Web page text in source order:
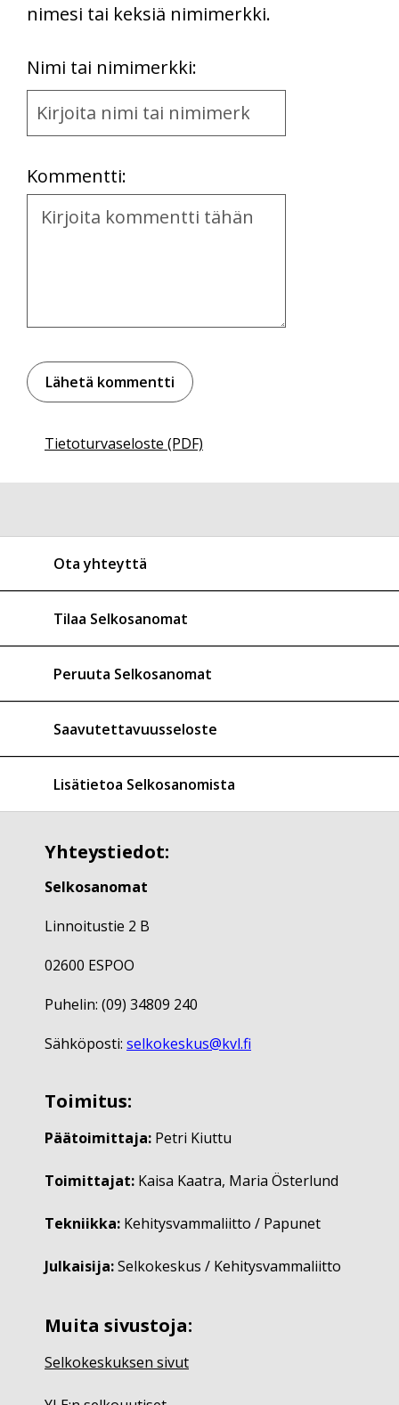
nimesi tai keksiä nimimerkki.
Nimi tai nimimerkki:
Name
and
Kommentti:
Kommentti
Tietoturvaseloste (PDF)
Ota yhteyttä
Tilaa Selkosanomat
Peruuta Selkosanomat
Saavutettavuusseloste
Lisätietoa Selkosanomista
Yhteystiedot:
Selkosanomat
Linnoitustie 2 B
02600 ESPOO
Puhelin: (09) 34809 240
Sähköposti: selkokeskus@kvl.fi
Toimitus:
Päätoimittaja: Petri Kiuttu
Toimittajat: Kaisa Kaatra, Maria Österlund
Tekniikka: Kehitysvammaliitto / Papunet
Julkaisija:Selkokeskus / Kehitysvammaliitto
Muita sivustoja:
Selkokeskuksen sivut